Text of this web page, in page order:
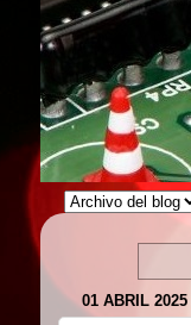
01 ABRIL 2025